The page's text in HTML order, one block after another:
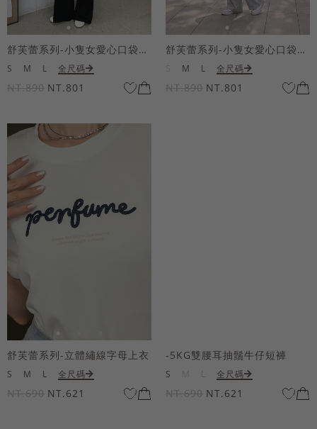
舒芙蕾系列-小隻女愛心口袋寬褲
S M L 全尺碼
NT.890 NT.801
舒芙蕾系列-小隻女愛心口袋寬褲
M L 全尺碼
NT.890 NT.801
舒芙蕾系列-立體繡線字母上衣
S M L 全尺碼
NT.690 NT.621
-5KG雙腰耳抽鬚牛仔短褲
S 全尺碼
NT.690 NT.621